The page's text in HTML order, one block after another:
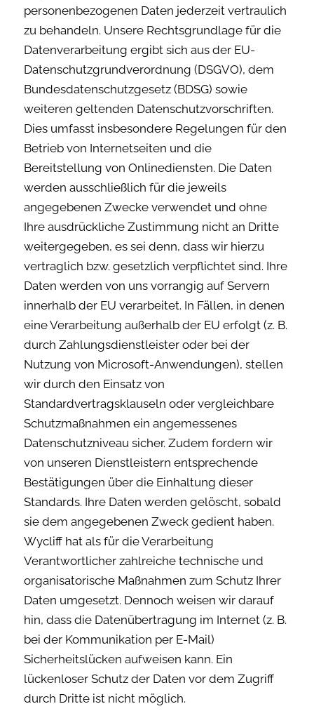
personenbezogenen Daten jederzeit vertraulich
zu behandeln. Unsere Rechtsgrundlage für die
Datenverarbeitung ergibt sich aus der EU-
Datenschutzgrundverordnung (DSGVO), dem
Bundesdatenschutzgesetz (BDSG) sowie
weiteren geltenden Datenschutzvorschriften.
Dies umfasst insbesondere Regelungen für den
Betrieb von Internetseiten und die
Bereitstellung von Onlinediensten. Die Daten
werden ausschließlich für die jeweils
angegebenen Zwecke verwendet und ohne
Ihre ausdrückliche Zustimmung nicht an Dritte
weitergegeben, es sei denn, dass wir hierzu
vertraglich bzw. gesetzlich verpflichtet sind. Ihre
Daten werden von uns vorrangig auf Servern
innerhalb der EU verarbeitet. In Fällen, in denen
eine Verarbeitung außerhalb der EU erfolgt (z. B.
durch Zahlungsdienstleister oder bei der
Nutzung von Microsoft-Anwendungen), stellen
wir durch den Einsatz von
Standardvertragsklauseln oder vergleichbare
Schutzmaßnahmen ein angemessenes
Datenschutzniveau sicher. Zudem fordern wir
von unseren Dienstleistern entsprechende
Bestätigungen über die Einhaltung dieser
Standards. Ihre Daten werden gelöscht, sobald
sie dem angegebenen Zweck gedient haben.
Wycliff hat als für die Verarbeitung
Verantwortlicher zahlreiche technische und
organisatorische Maßnahmen zum Schutz Ihrer
Daten umgesetzt. Dennoch weisen wir darauf
hin, dass die Datenübertragung im Internet (z. B.
bei der Kommunikation per E-Mail)
Sicherheitslücken aufweisen kann. Ein
lückenloser Schutz der Daten vor dem Zugriff
durch Dritte ist nicht möglich.